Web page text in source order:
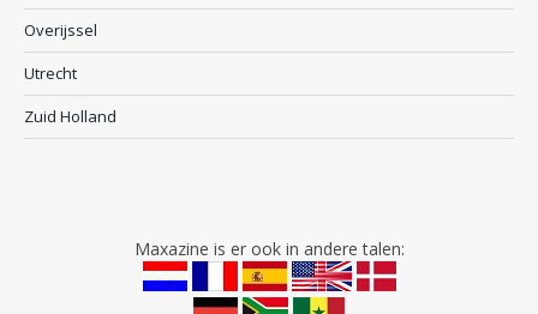
Overijssel
Utrecht
Zuid Holland
Maxazine is er ook in andere talen: